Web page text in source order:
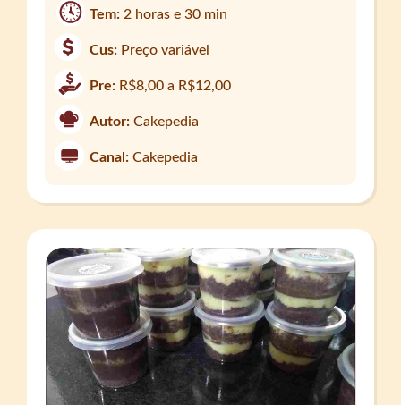
Tem: 2 horas e 30 min
Cus: Preço variável
Pre: R$8,00 a R$12,00
Autor: Cakepedia
Canal: Cakepedia